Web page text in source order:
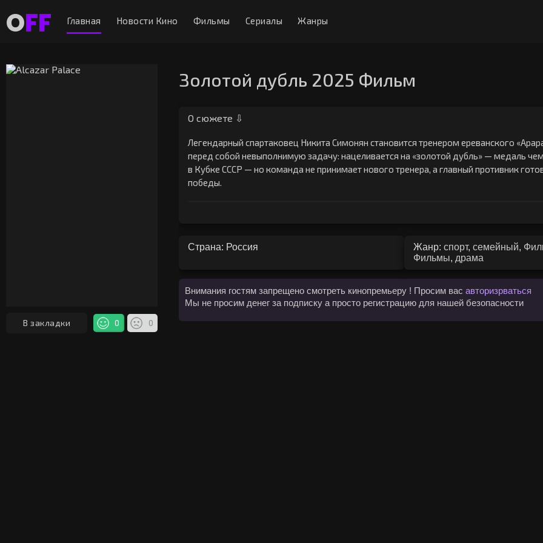
OFF Главная Новости Кино Фильмы Сериалы Жанры
В закладки 0 0
Золотой дубль 2025 Фильм
О сюжете ⇩
Легендарный спартаковец Никита Симонян становится тренером ереванского
перед собой невыполнимую задачу: нацеливается на «золотой дубль» — медаль
в Кубке СССР — но команда не принимает нового тренера, а главный противник
победы.
Страна: Россия Жанр:спорт,семейный,
Фильмы, драма
Внимания гостям запрещено смотреть кинопремьеру ! Просим вас авторизрваться
Мы не просим денег за подписку а просто регистрацию для нашей безопасности